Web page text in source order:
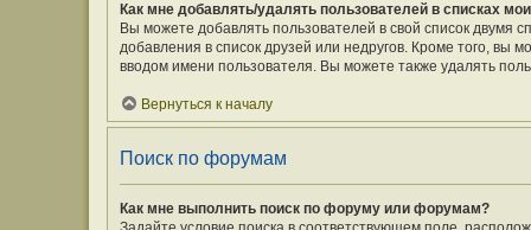
Как мне добавлять/удалять пользователей в списках
Вы можете добавлять пользователей в свой список двумя
добавления в список друзей или недругов. Кроме того, вы
вводом имени пользователя. Вы можете также удалять
Вернуться к началу
Поиск по форумам
Как мне выполнить поиск по форуму или форумам?